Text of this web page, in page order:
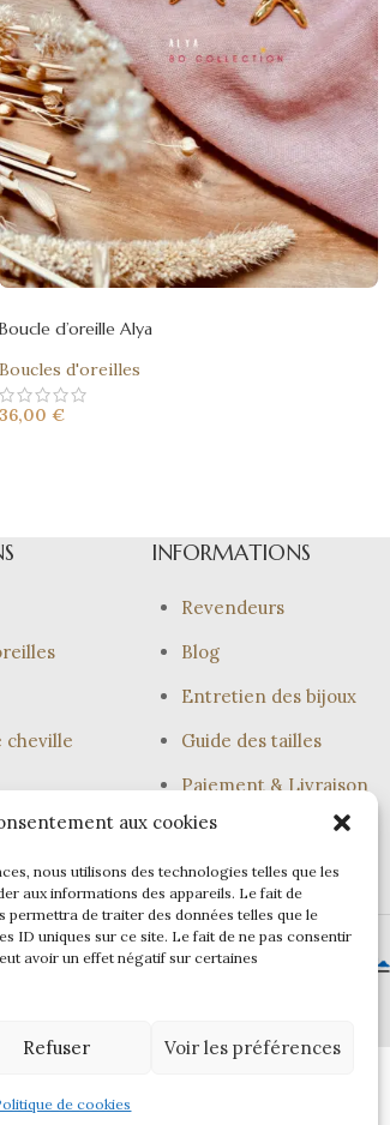
aux cookies
nous utilisons des technologies telles que les
aux informations des appareils. Le fait de
de traiter des données telles que le
ID uniques sur ce site. Le fait de ne pas consentir
avoir un effet négatif sur certaines
Refuser Voir les préférences
de cookies
Boucle d’oreille Alya
Boucles d'oreilles
36,00 €
cheville
INFORMATIONS
Revendeurs
Blog
Entretien des bijoux
Guide des tailles
Paiement & Livraison